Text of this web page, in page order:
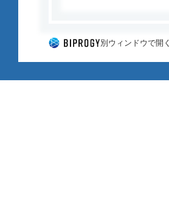
別ウィンドウで開く